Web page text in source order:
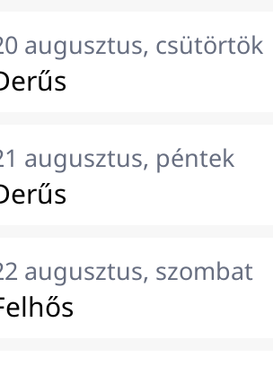
augusztus, csütörtök
augusztus, péntek
augusztus, szombat